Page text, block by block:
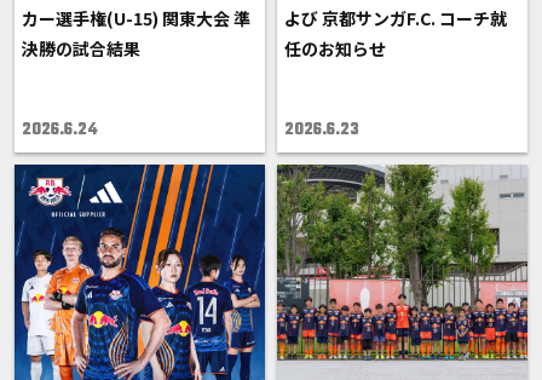
カー選手権(U-15) 関東大会 準
決勝の試合結果
2026.6.24
よび 京都サンガF.C. コーチ就
任のお知らせ
2026.6.23